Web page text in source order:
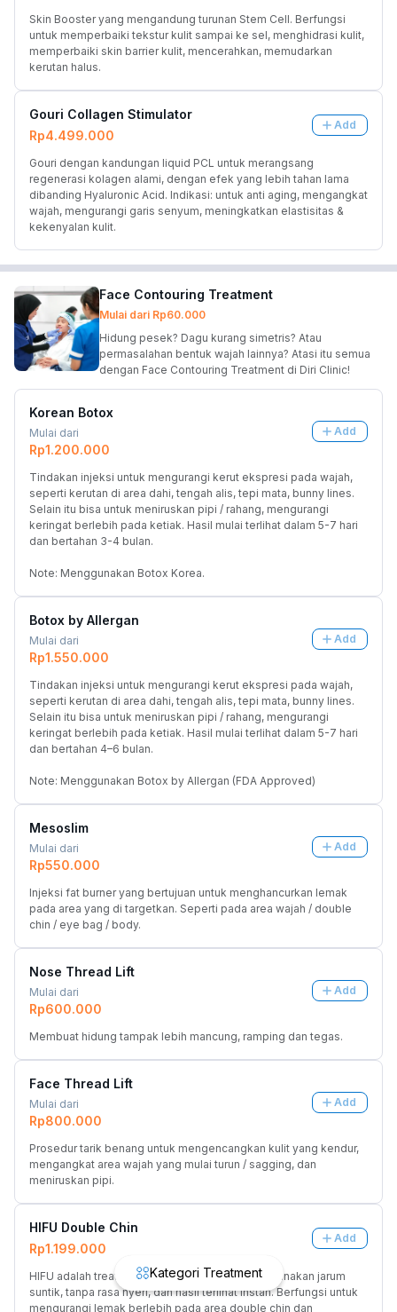
Kategori Treatment
Skin Booster yang mengandung turunan Stem Cell. Berfungsi
untuk memperbaiki tekstur kulit sampai ke sel, menghidrasi kulit,
memperbaiki skin barrier kulit, mencerahkan, memudarkan
kerutan halus.
Gouri Collagen Stimulator
Rp4.499.000
Add
Gouri dengan kandungan liquid PCL untuk merangsang
regenerasi kolagen alami, dengan efek yang lebih tahan lama
dibanding Hyaluronic Acid. Indikasi: untuk anti aging, mengangkat
wajah, mengurangi garis senyum, meningkatkan elastisitas &
kekenyalan kulit.
Face Contouring Treatment
Mulai dari Rp60.000
Hidung pesek? Dagu kurang simetris? Atau
permasalahan bentuk wajah lainnya? Atasi itu semua
dengan Face Contouring Treatment di Diri Clinic!
Korean Botox
Mulai dari
Rp1.200.000
Add
Tindakan injeksi untuk mengurangi kerut ekspresi pada wajah,
seperti kerutan di area dahi, tengah alis, tepi mata, bunny lines.
Selain itu bisa untuk meniruskan pipi / rahang, mengurangi
keringat berlebih pada ketiak. Hasil mulai terlihat dalam 5-7 hari
dan bertahan 3-4 bulan.
Note: Menggunakan Botox Korea.
Botox by Allergan
Mulai dari
Rp1.550.000
Add
Tindakan injeksi untuk mengurangi kerut ekspresi pada wajah,
seperti kerutan di area dahi, tengah alis, tepi mata, bunny lines.
Selain itu bisa untuk meniruskan pipi / rahang, mengurangi
keringat berlebih pada ketiak. Hasil mulai terlihat dalam 5-7 hari
dan bertahan 4–6 bulan.
Note: Menggunakan Botox by Allergan (FDA Approved)
Mesoslim
Mulai dari
Rp550.000
Add
Injeksi fat burner yang bertujuan untuk menghancurkan lemak
pada area yang di targetkan. Seperti pada area wajah / double
chin / eye bag / body.
Nose Thread Lift
Mulai dari
Rp600.000
Add
Membuat hidung tampak lebih mancung, ramping dan tegas.
Face Thread Lift
Mulai dari
Rp800.000
Add
Prosedur tarik benang untuk mengencangkan kulit yang kendur,
mengangkat area wajah yang mulai turun / sagging, dan
meniruskan pipi.
HIFU Double Chin
Rp1.199.000
Add
HIFU adalah treatment non invasif, tanpa menggunakan jarum
suntik, tanpa rasa nyeri, dan hasil terlihat instan. Berfungsi untuk
mengurangi lemak berlebih pada area double chin dan